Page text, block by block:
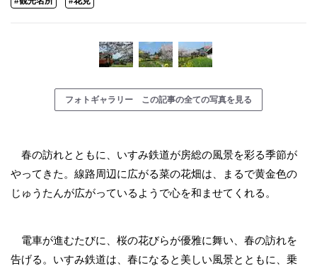
フォトギャラリー この記事の全ての写真を見る
春の訪れとともに、いすみ鉄道が房総の風景を彩る季節が
やってきた。線路周辺に広がる菜の花畑は、まるで黄金色の
じゅうたんが広がっているようで心を和ませてくれる。
電車が進むたびに、桜の花びらが優雅に舞い、春の訪れを
告げる。いすみ鉄道は、春になると美しい風景とともに、乗